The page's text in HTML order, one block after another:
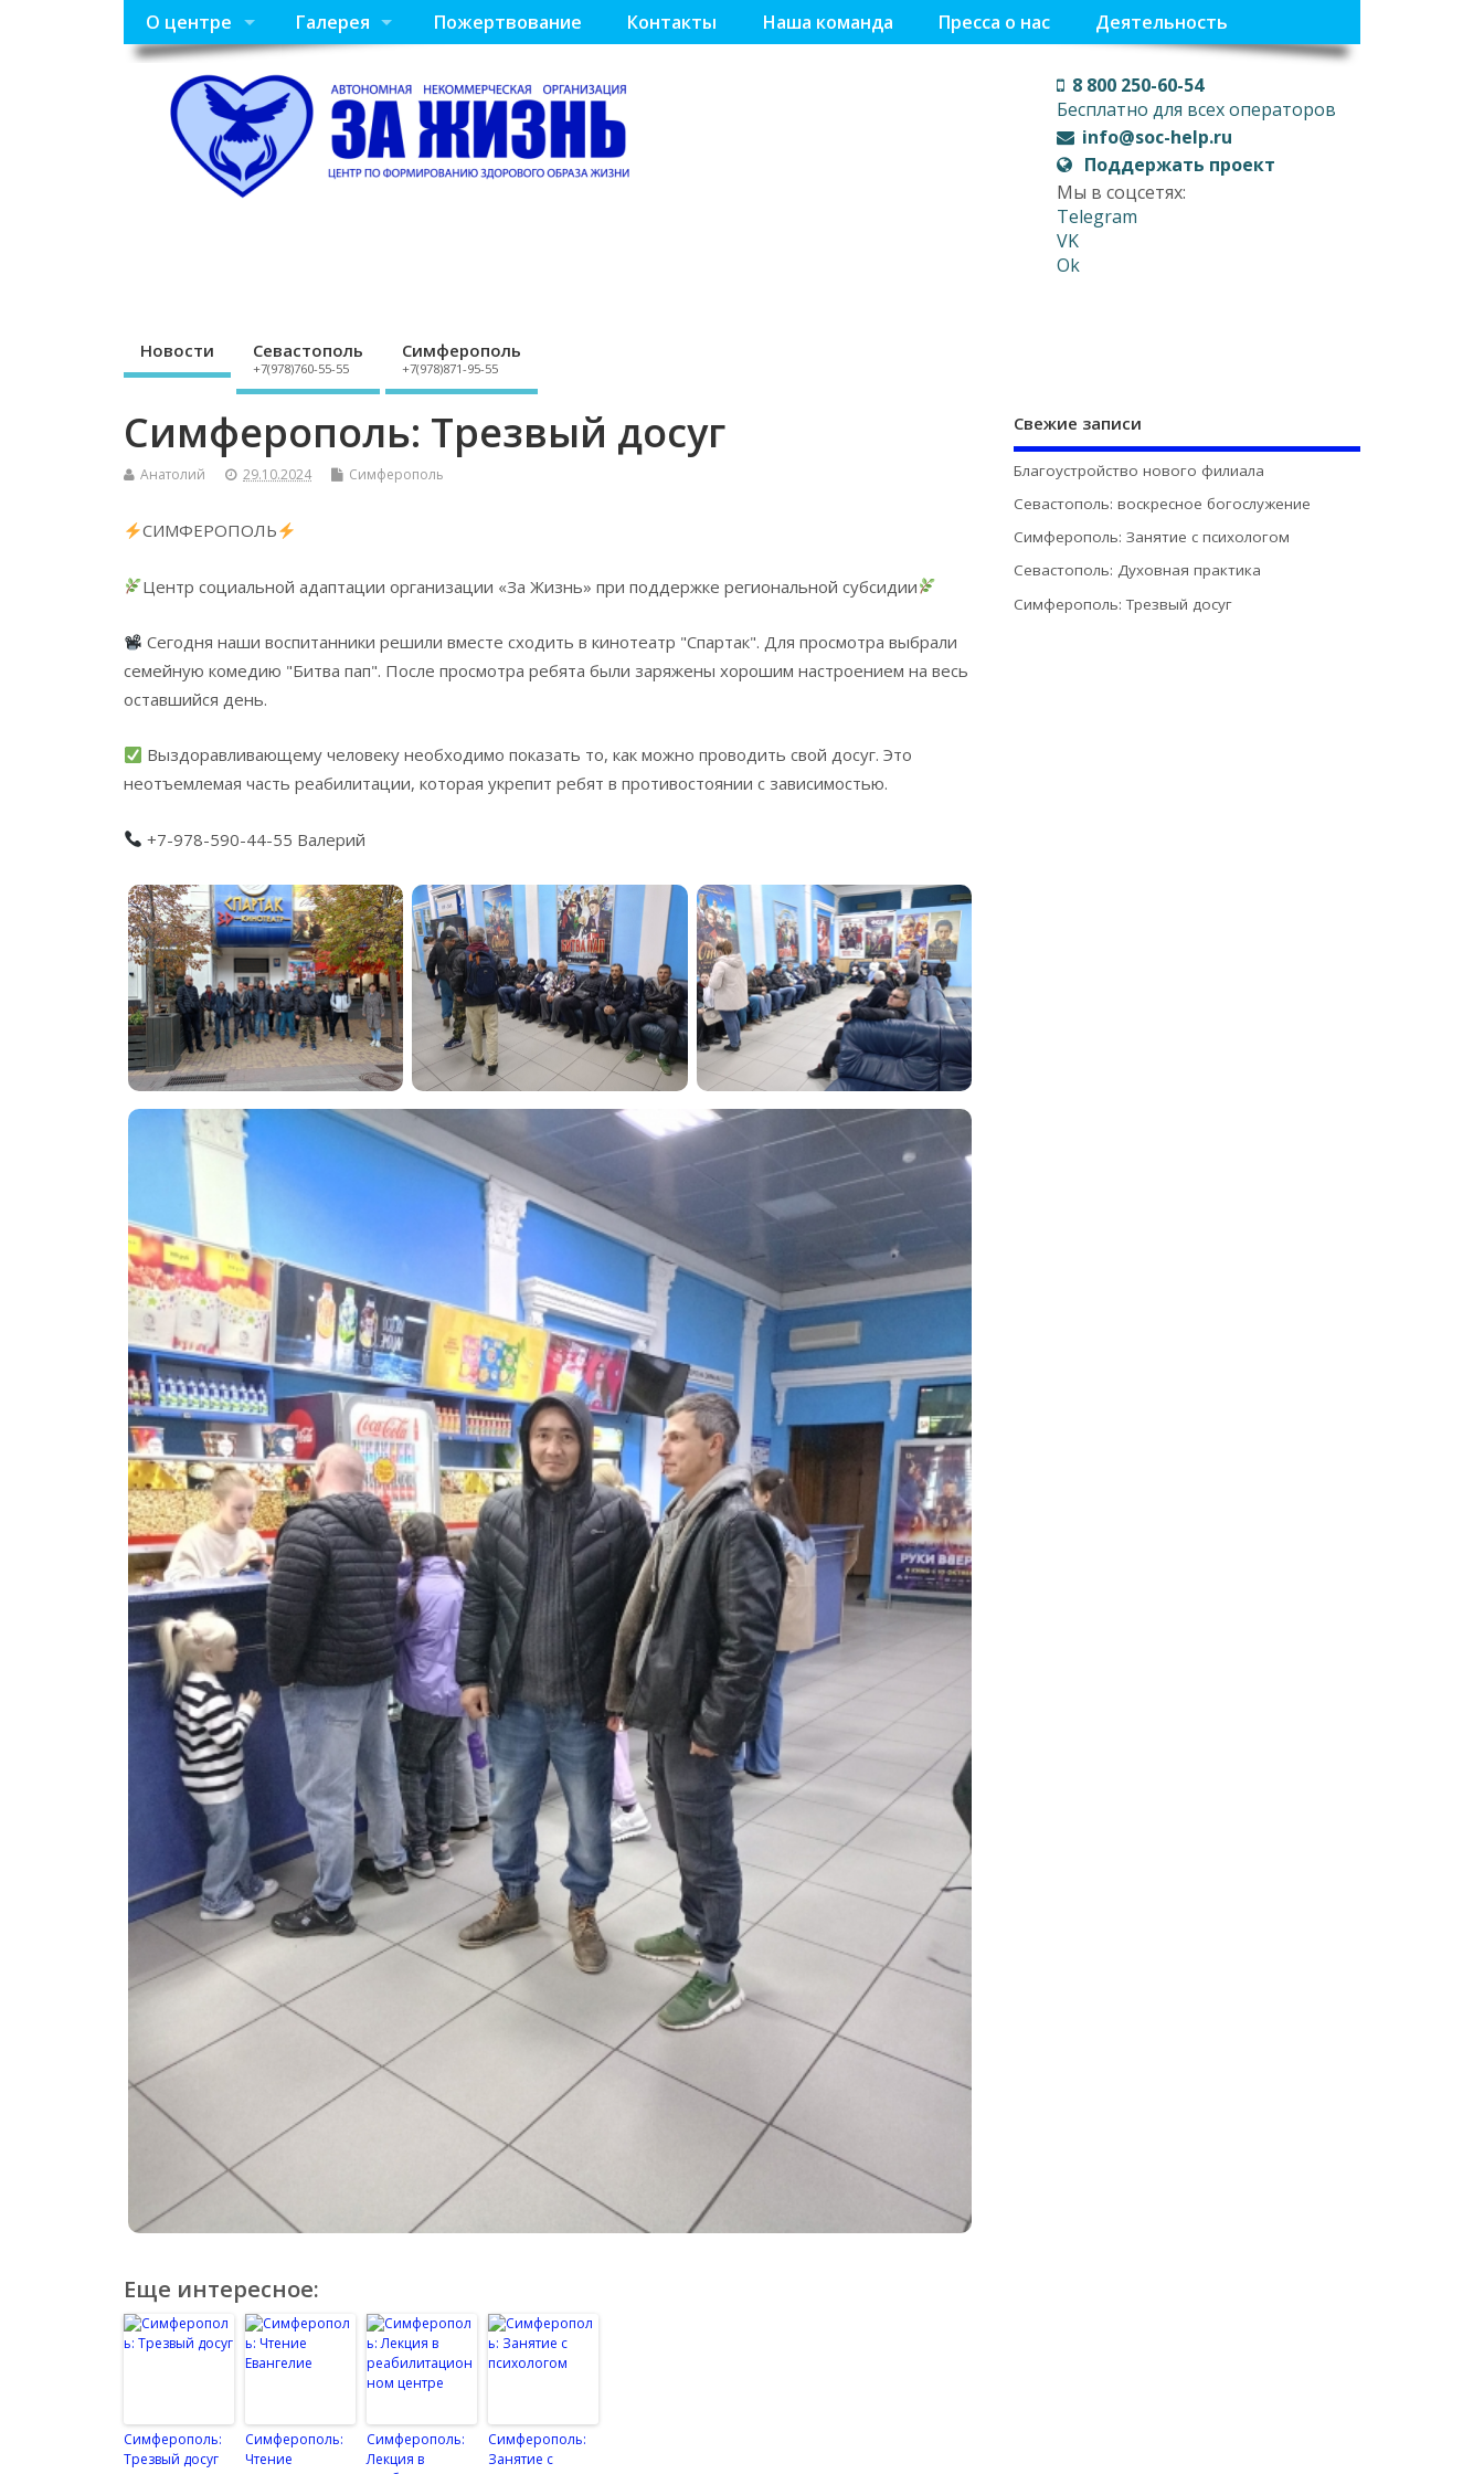
О центре Галерея Пожертвование Контакты Наша команда Пресса о нас Деятельность
8 800 250-60-54
Бесплатно для всех операторов
info@soc-help.ru
Поддержать проект
Мы в соцсетях:
Telegram
VK
Ok
Новости Севастополь
+7(978)760-55-55
Симферополь
+7(978)871-95-55
Симферополь: Трезвый досуг
Анатолий 29.10.2024 Симферополь
СИМФЕРОПОЛЬ
Центр социальной адаптации организации «За Жизнь» при поддержке региональной субсидии
Сегодня наши воспитанники решили вместе сходить в кинотеатр "Cпартак". Для просмотра выбрали
семейную комедию "Битва пап". После просмотра ребята были заряжены хорошим настроением на весь
оставшийся день.
Выздоравливающему человеку необходимо показать то, как можно проводить свой досуг. Это
неотъемлемая часть реабилитации, которая укрепит ребят в противостоянии с зависимостью.
+7-978-590-44-55 Валерий
Еще интересное:
Симферополь:
Трезвый досуг
Симферополь:
Чтение
Симферополь:
Лекция в
Симферополь:
Занятие с
Свежие записи
Благоустройство нового филиала
Севастополь: воскресное богослужение
Симферополь: Занятие с психологом
Севастополь: Духовная практика
Симферополь: Трезвый досуг